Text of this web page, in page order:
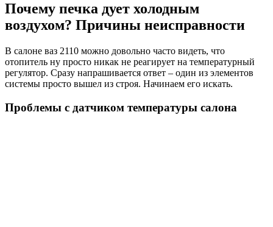
Почему печка дует холодным
воздухом? Причины неисправности
В салоне ваз 2110 можно довольно часто видеть, что
отопитель ну просто никак не реагирует на температурный
регулятор. Сразу напрашивается ответ – один из элементов
системы просто вышел из строя. Начинаем его искать.
Проблемы с датчиком температуры салона